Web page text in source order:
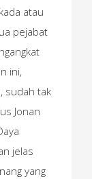
atau
pejabat
ini,
sudah tak
Jonan
jelas
yang